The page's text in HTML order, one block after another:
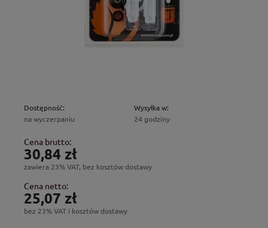
Dostępność:
na wyczerpaniu
Wysyłka w:
24 godziny
Cena brutto:
30,84 zł
zawiera 23% VAT, bez kosztów dostawy
Cena netto:
25,07 zł
bez 23% VAT i kosztów dostawy